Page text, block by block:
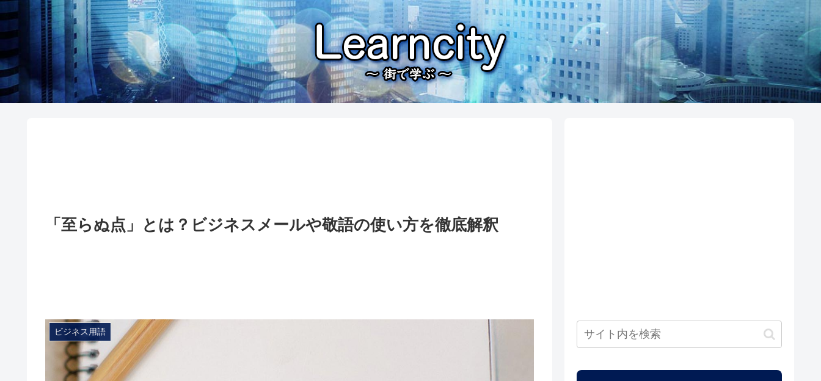
「至らぬ点」とは？ビジネスメールや敬語の使い方を徹底解釈
ビジネス用語